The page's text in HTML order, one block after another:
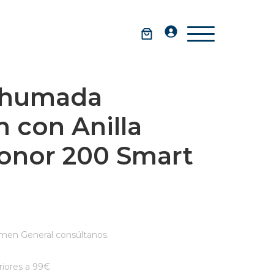
con Anilla
200 Smart
General consúltanos.
a 99€